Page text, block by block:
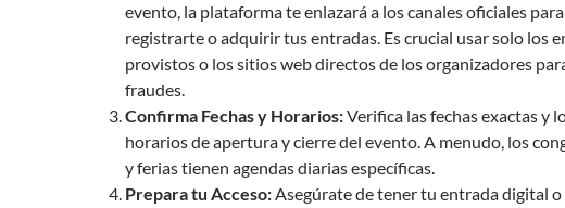
evento, la plataforma te enlazará a los canales oficiales para
registrarte o adquirir tus entradas. Es crucial usar solo los
provistos o los sitios web directos de los organizadores
fraudes.
Confirma Fechas y Horarios:Verifica las fechas exactas y
horarios de apertura y cierre del evento. A menudo, los
y ferias tienen agendas diarias específicas.
Prepara tu Acceso:Asegúrate de tener tu entrada digital o